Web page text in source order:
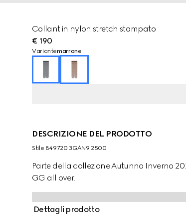
Collant in nylon stretch stampato
€ 190
Variantemarrone
DESCRIZIONE DEL PRODOTTO
Stile ‎849720 3GAN9 2500
Parte della collezione Autunno Inverno
GG all over.
Dettagli prodotto